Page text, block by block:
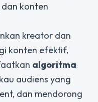
konten
kreator dan
konten efektif,
algoritma
audiens yang
dan mendorong